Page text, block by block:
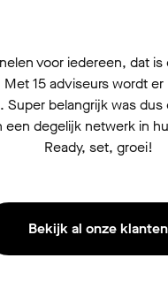
voor iedereen, dat is
Met 15 adviseurs wordt
Super belangrijk was
een degelijk netwerk in
Ready, set, groei!
Bekijk al onze klanten